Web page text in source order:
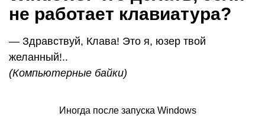
не работает клавиатура?
— Здравствуй, Клава! Это я, юзер твой
желанный!..
(Компьютерные байки)
Иногда после запуска Windows